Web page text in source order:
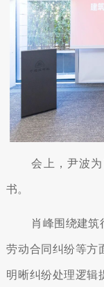
会上，尹波
书。
肖峰围绕建筑
劳动合同纠纷等方
明晰纠纷处理逻辑